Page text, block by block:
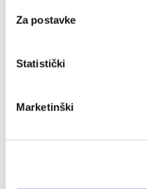
Za postavke
Statistički
Marketinški